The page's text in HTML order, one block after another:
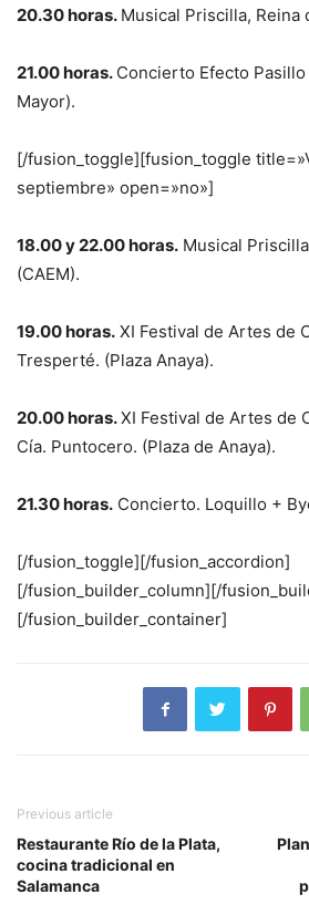
20.30 horas. Musical Priscilla, Reina
21.00 horas. Concierto Efecto Pasillo
Mayor).
[/fusion_toggle][fusion_toggle
septiembre» open=»no»]
18.00 y 22.00 horas. Musical
(CAEM).
19.00 horas. XI Festival de Artes de
Tresperté. (Plaza Anaya).
20.00 horas.XI Festival de Artes de
Cía. Puntocero. (Plaza de Anaya).
21.30 horas. Concierto. Loquillo +
[/fusion_toggle][/fusion_accordion]
[/fusion_builder_column][/
[/fusion_builder_container]
Previous article
Restaurante Río de la Plata,
cocina tradicional en
Salamanca